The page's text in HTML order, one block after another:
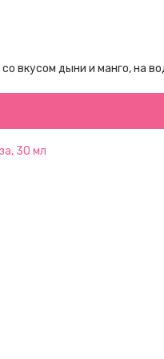
вкусом дыни и манго, на